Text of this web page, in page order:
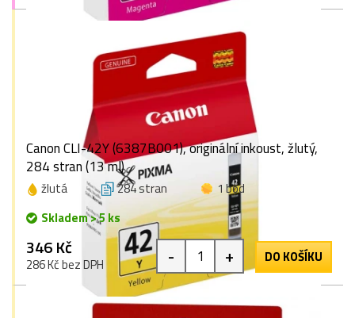
Canon CLI-42Y (6387B001), originální inkoust, žlutý,
284 stran (13 ml)
žlutá 284 stran
1 bod
Skladem > 5 ks
346 Kč
286 Kč bez DPH - + DO KOŠÍKU